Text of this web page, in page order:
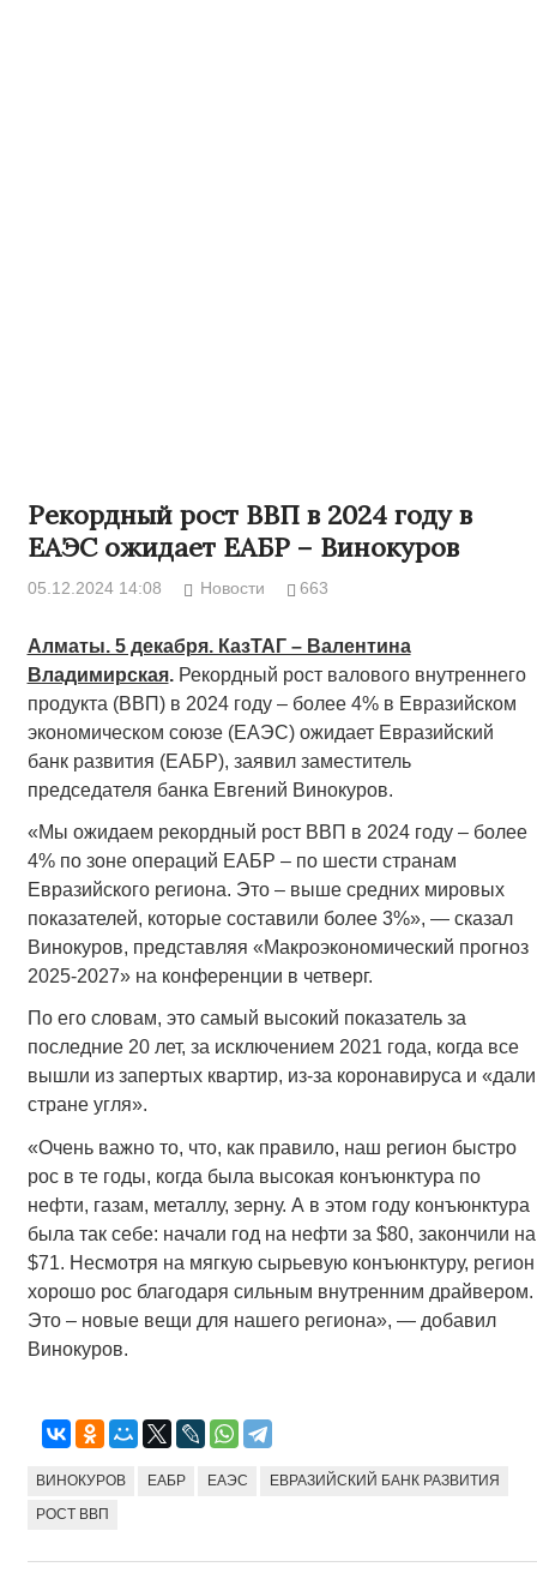
Рекордный рост ВВП в 2024 году в
ЕАЭС ожидает ЕАБР – Винокуров
05.12.2024 14:08 Новости 663
Алматы. 5 декабря. КазТАГ – Валентина
Владимирская. Рекордный рост валового внутреннего
продукта (ВВП) в 2024 году – более 4% в Евразийском
экономическом союзе (ЕАЭС) ожидает Евразийский
банк развития (ЕАБР), заявил заместитель
председателя банка Евгений Винокуров.
«Мы ожидаем рекордный рост ВВП в 2024 году – более
4% по зоне операций ЕАБР – по шести странам
Евразийского региона. Это – выше средних мировых
показателей, которые составили более 3%», — сказал
Винокуров, представляя «Макроэкономический прогноз
2025-2027» на конференции в четверг.
По его словам, это самый высокий показатель за
последние 20 лет, за исключением 2021 года, когда все
вышли из запертых квартир, из-за коронавируса и «дали
стране угля».
«Очень важно то, что, как правило, наш регион быстро
рос в те годы, когда была высокая конъюнктура по
нефти, газам, металлу, зерну. А в этом году конъюнктура
была так себе: начали год на нефти за $80, закончили на
$71. Несмотря на мягкую сырьевую конъюнктуру, регион
хорошо рос благодаря сильным внутренним драйвером.
Это – новые вещи для нашего региона», — добавил
Винокуров.
ВИНОКУРОВ ЕАБР ЕАЭС ЕВРАЗИЙСКИЙ БАНК РАЗВИТИЯ
РОСТ ВВП